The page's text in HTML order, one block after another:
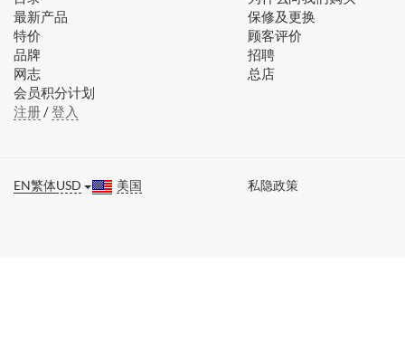
最新产品
特价
品牌
网志
会员积分计划
注册/登入
保修及更换
顾客评价
招聘
总店
EN繁体USD 美国 私隐政策